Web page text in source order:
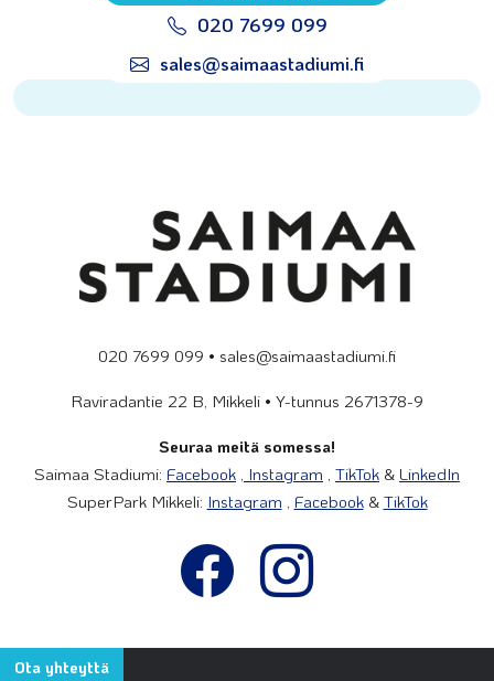
020 7699 099
sales@saimaastadiumi.fi
020 7699 099 • sales@saimaastadiumi.fi
Raviradantie 22 B, Mikkeli • Y-tunnus 2671378-9
Seuraa meitä somessa!
Saimaa Stadiumi: Facebook , Instagram , TikTok & LinkedIn
SuperPark Mikkeli: Instagram , Facebook& TikTok
Ota yhteyttä